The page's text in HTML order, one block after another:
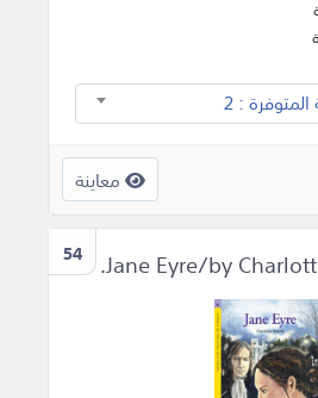
: 2
معاينة
54